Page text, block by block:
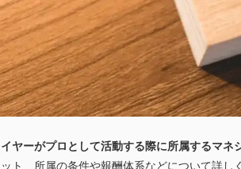
ヤーがプロとして活動する際に所属するマネ
ト、所属の条件や報酬体系などについて詳し